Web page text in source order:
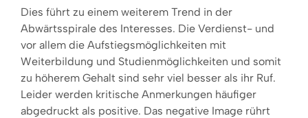
Dies führt zu einem weiterem Trend in der
Abwärtsspirale des Interesses. Die Verdienst- und
vor allem die Aufstiegsmöglichkeiten mit
Weiterbildung und Studienmöglichkeiten und somit
zu höherem Gehalt sind sehr viel besser als ihr Ruf.
Leider werden kritische Anmerkungen häufiger
abgedruckt als positive. Das negative Image rührt